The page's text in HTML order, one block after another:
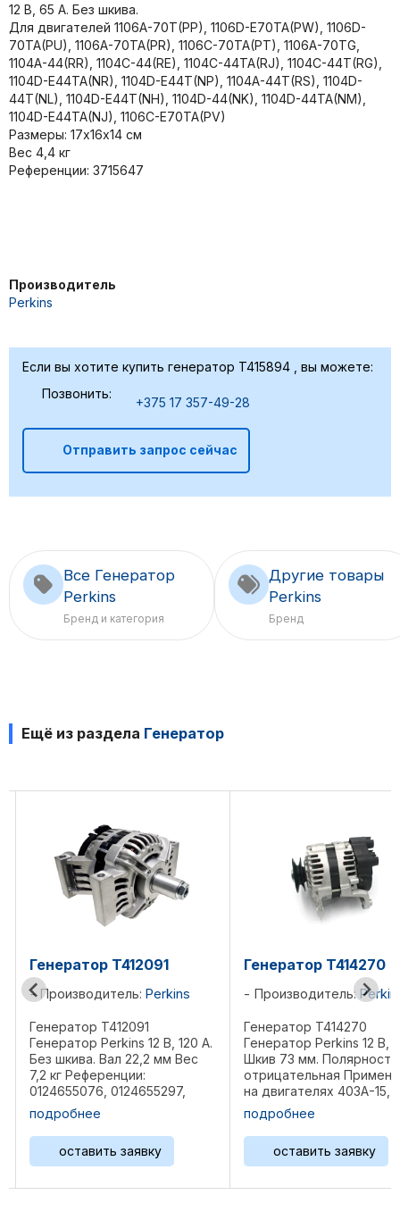
12 В, 65 А. Без шкива.
Для двигателей 1106A-70T(PP), 1106D-E70TA(PW), 1106D-
70TA(PU), 1106A-70TA(PR), 1106C-70TA(PT), 1106A-70TG,
1104A-44(RR), 1104C-44(RE), 1104C-44TA(RJ), 1104C-44T(RG),
1104D-E44TA(NR), 1104D-E44T(NP), 1104A-44T(RS), 1104D-
44T(NL), 1104D-E44T(NH), 1104D-44(NK), 1104D-44TA(NM),
1104D-E44TA(NJ), 1106C-E70TA(PV)
Размеры: 17х16х14 см
Bec 4,4 кг
Референции: 3715647
Производитель
Perkins
Если вы хотите купить генератор T415894 , вы можете:
Позвонить:
+375 17 357-49-28
Отправить запрос сейчас
Все Генератор
Perkins
Бренд и категория
Другие товары
Perkins
Бренд
Ещё из раздела Генератор
В, 120 А.
мм Bec
Генератор T414270
Производитель: Perkins
Генератор T414270
Генератор Perkins 12 В, 65 А.
Шкив 73 мм. Полярность:
отрицательная Применение
на двигателях 403A-15,
403D-17, 403F-15, 404A-22,
404D-15, 404D-22, 404D-22T,
404D-22TA Размеры: 23,8
х16,7х16 см Bec 5 кг ...
подробнее
оставить заявку
Генератор
Генератор
Генератор
Без шкива.
1104C-E44TA,
1104D-E44TA,
5 кг
2871A705,
подробнее
оставить